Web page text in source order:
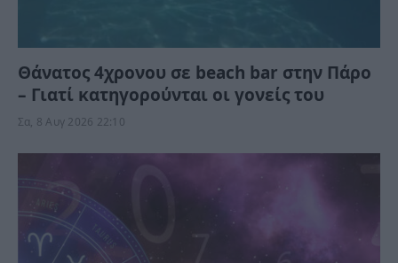
Θάνατος 4χρονου σε beach bar στην Πάρο
– Γιατί κατηγορούνται οι γονείς του
Σα, 8 Αυγ 2026 22:10